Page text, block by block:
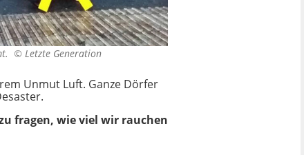
© Letzte Generation
Unmut Luft. Ganze Dörfer
fragen, wie viel wir rauchen